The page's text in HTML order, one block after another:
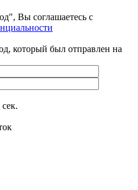
Вы соглашаетесь с
который был отправлен на